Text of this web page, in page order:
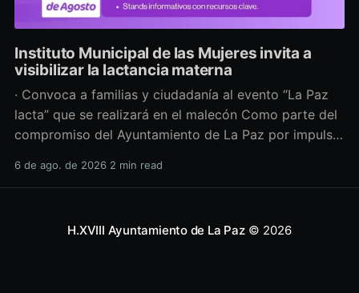
Instituto Municipal de las Mujeres invita a
visibilizar la lactancia materna
· Convoca a familias y ciudadanía al evento “La Paz
lacta” que se realizará en el malecón Como parte del
compromiso del Ayuntamiento de La Paz por impulsar
salud y los derechos de las mujeres, así como generar
6 de ago. de 2026 2 min read
H.XVIII Ayuntamiento de La Paz© 2026